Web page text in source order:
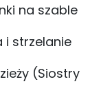
na szable
i strzelanie
(Siostry